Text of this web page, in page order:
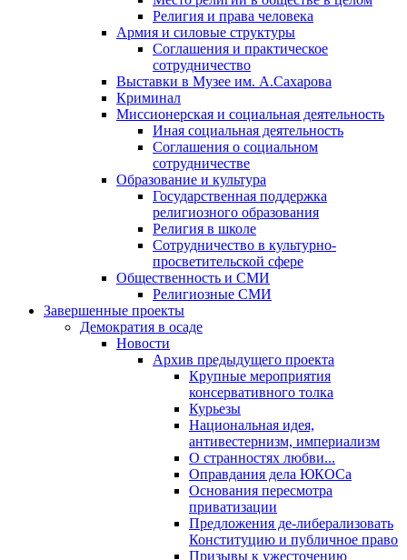
Религия и права человека
Армия и силовые структуры
Соглашения и практическое
сотрудничество
Выставки в Музее им. А.Сахарова
Криминал
Миссионерская и социальная деятельность
Иная социальная деятельность
Соглашения о социальном
сотрудничестве
Образование и культура
Государственная поддержка
религиозного образования
Религия в школе
Сотрудничество в культурно-
просветительской сфере
Общественность и СМИ
Религиозные СМИ
Завершенные проекты
Демократия в осаде
Новости
Архив предыдущего проекта
Крупные мероприятия
консервативного толка
Курьезы
Национальная идея,
антивестернизм, империализм
О странностях любви...
Оправдания дела ЮКОСа
Основания пересмотра
приватизации
Предложения де-либерализовать
Конституцию и публичное право
Призывы к ужесточению